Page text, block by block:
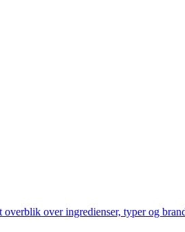
over ingredienser, typer og